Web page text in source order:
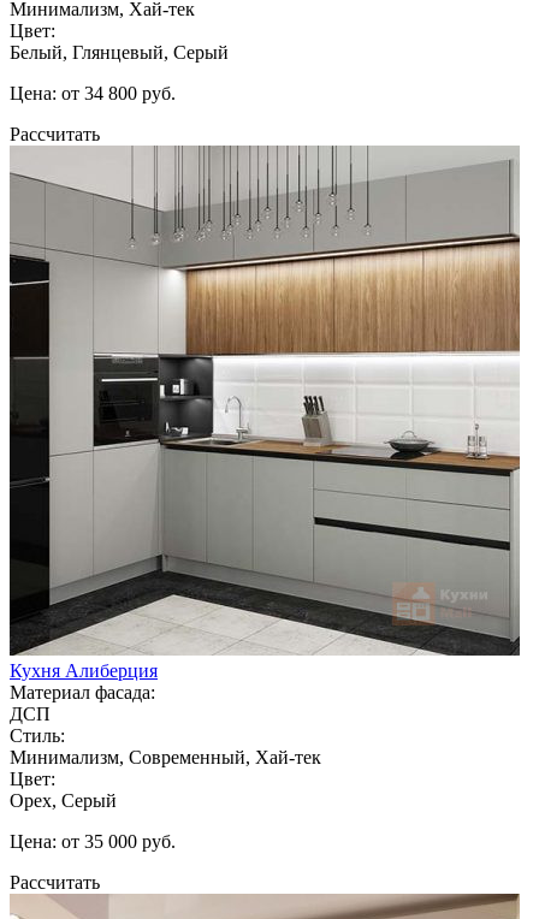
Минимализм, Хай-тек
Цвет:
Белый, Глянцевый, Серый
Цена: от 34 800 руб.
Рассчитать
Кухня Алиберция
Материал фасада:
ДСП
Стиль:
Минимализм, Современный, Хай-тек
Цвет:
Орех, Серый
Цена: от 35 000 руб.
Рассчитать